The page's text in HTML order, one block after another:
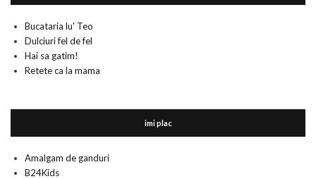
Bucataria lu' Teo
Dulciuri fel de fel
Hai sa gatim!
Retete ca la mama
imi plac
Amalgam de ganduri
B24Kids